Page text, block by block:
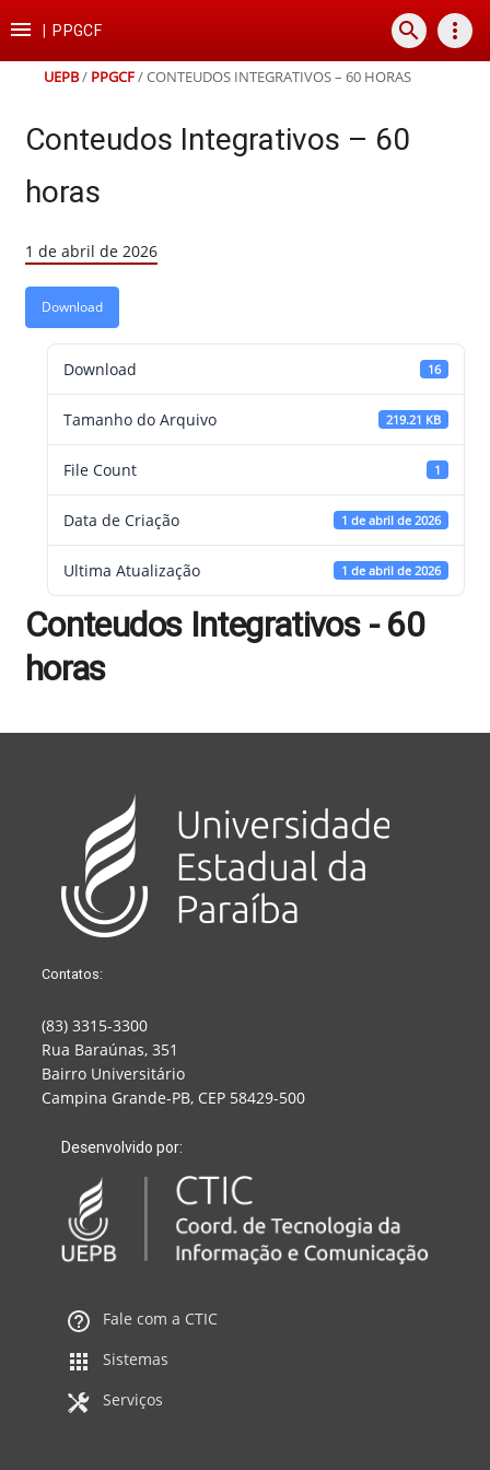
para
conteúdo
para
para
para
rodapé
 PPGCF search more_vert
UEPB/ PPGCF/CONTEUDOS INTEGRATIVOS – 60 HORAS
Conteudos Integrativos – 60
horas
1 de abril de 2026
Download
Download 16
Tamanho do Arquivo 219.21 KB
File Count 1
Data de Criação 1 de abril de 2026
Ultima Atualização 1 de abril de 2026
Conteudos Integrativos - 60
horas
Contatos:
(83) 3315-3300
Rua Baraúnas, 351
Bairro Universitário
Campina Grande-PB, CEP 58429-500
Desenvolvido por:
Fale com a CTIC
Sistemas
Serviços